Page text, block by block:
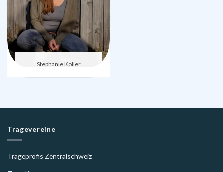
Stephanie Koller
Tragevereine
Trageprofis Zentralschweiz